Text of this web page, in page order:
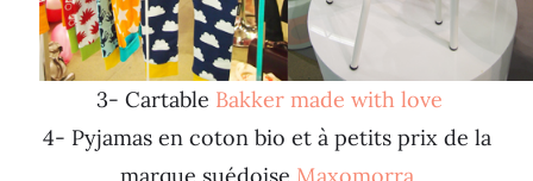
3- Cartable Bakker made with love
4- Pyjamas en coton bio et à petits prix de la
marque suédoise Maxomorra